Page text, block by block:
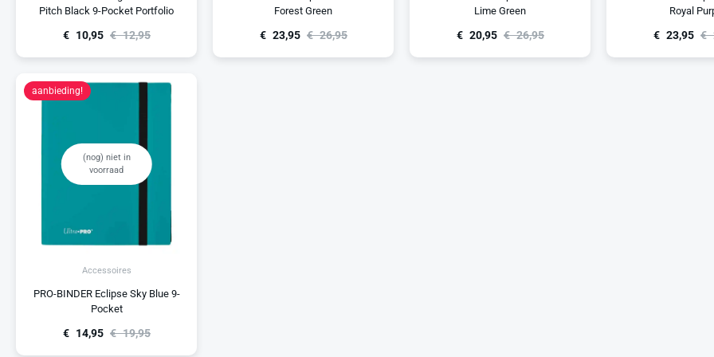
Pitch Black 9-Pocket Portfolio
€ 12,95
€ 10,95
Forest Green
€ 26,95
€ 23,95
Lime Green
€ 26,95
€ 20,95
Royal
€
€ 23,95
(nog) niet in
voorraad
Accessoires
PRO-BINDER Eclipse Sky Blue 9-
Pocket
€ 19,95
€ 14,95
aanbieding!